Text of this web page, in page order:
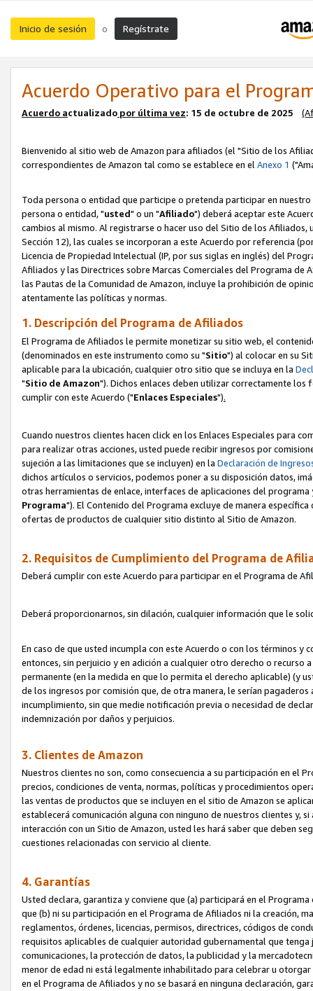
Inicio de sesión o Regístrate
Acuerdo Operativo para el
Acuerdo actualizado por última vez: 15 de octubre de 2025
Bienvenido al sitio web de Amazon para afiliados (el "Sitio de los
correspondientes de Amazon tal como se establece en elAnexo 1
Toda persona o entidad que participe o pretenda participar en
persona o entidad, "usted" o un "Afiliado") deberá aceptar este
cambios al mismo. Al registrarse o hacer uso del Sitio de los
Sección 12), las cuales se incorporan a este Acuerdo por referencia
Licencia de Propiedad Intelectual (IP, por sus siglas en inglés) del
Afiliados y las Directrices sobre Marcas Comerciales del Programa
las Pautas de la Comunidad de Amazon, incluye la prohibición de
atentamente las políticas y normas.
1. Descripción del Programa de Afiliados
El Programa de Afiliados le permite monetizar su sitio web, el
(denominados en este instrumento como su "Sitio") al colocar en su
aplicable para la ubicación, cualquier otro sitio que se incluya en la
"Sitio de Amazon"). Dichos enlaces deben utilizar correctamente los
cumplir con este Acuerdo ("Enlaces Especiales").
Cuando nuestros clientes hacen click en los Enlaces Especiales para
para realizar otras acciones, usted puede recibir ingresos por
sujeción a las limitaciones que se incluyen) en la Declaración de
dichos artículos o servicios, podemos poner a su disposición datos,
otras herramientas de enlace, interfaces de aplicaciones del
Programa"). El Contenido del Programa excluye de manera
ofertas de productos de cualquier sitio distinto al Sitio de Amazon.
2. Requisitos de Cumplimiento del Programa de
Deberá cumplir con este Acuerdo para participar en el Programa de
Deberá proporcionarnos, sin dilación, cualquier información que le
En caso de que usted incumpla con este Acuerdo o con los términos
entonces, sin perjuicio y en adición a cualquier otro derecho o
permanente (en la medida en que lo permita el derecho aplicable) (y
de los ingresos por comisión que, de otra manera, le serían
incumplimiento, sin que medie notificación previa o necesidad de
indemnización por daños y perjuicios.
3. Clientes de Amazon
Nuestros clientes no son, como consecuencia a su participación en el
precios, condiciones de venta, normas, políticas y procedimientos
las ventas de productos que se incluyen en el sitio de Amazon se
establecerá comunicación alguna con ninguno de nuestros clientes y,
interacción con un Sitio de Amazon, usted les hará saber que deben
cuestiones relacionadas con servicio al cliente.
4. Garantías
Usted declara, garantiza y conviene que (a) participará en el
que (b) ni su participación en el Programa de Afiliados ni la creación,
reglamentos, órdenes, licencias, permisos, directrices, códigos de
requisitos aplicables de cualquier autoridad gubernamental que
comunicaciones, la protección de datos, la publicidad y la
menor de edad ni está legalmente inhabilitado para celebrar u
en el Programa de Afiliados y no se basará en ninguna declaración,